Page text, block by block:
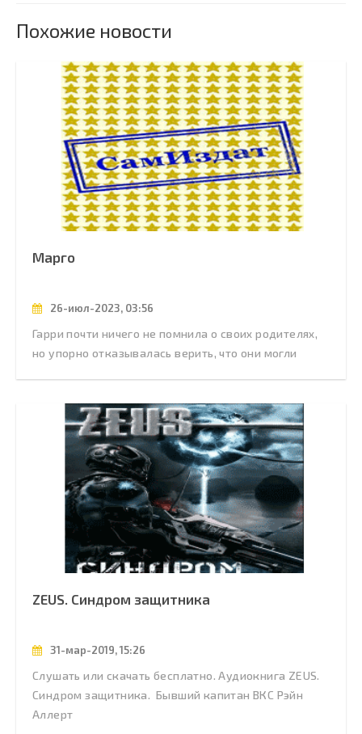
Похожие новости
Марго
26-июл-2023, 03:56
Гарри почти ничего не помнила о своих родителях,
но упорно отказывалась верить, что они могли
ZEUS. Синдром защитника
31-мар-2019, 15:26
Слушать или скачать бесплатно. Аудиокнига ZEUS.
Синдром защитника. Бывший капитан ВКС Рэйн
Аллерт